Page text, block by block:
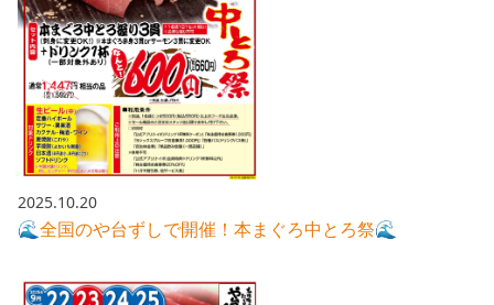
2025.10.20
🌊全国のや台ずしで開催！本まぐろ中とろ祭🌊